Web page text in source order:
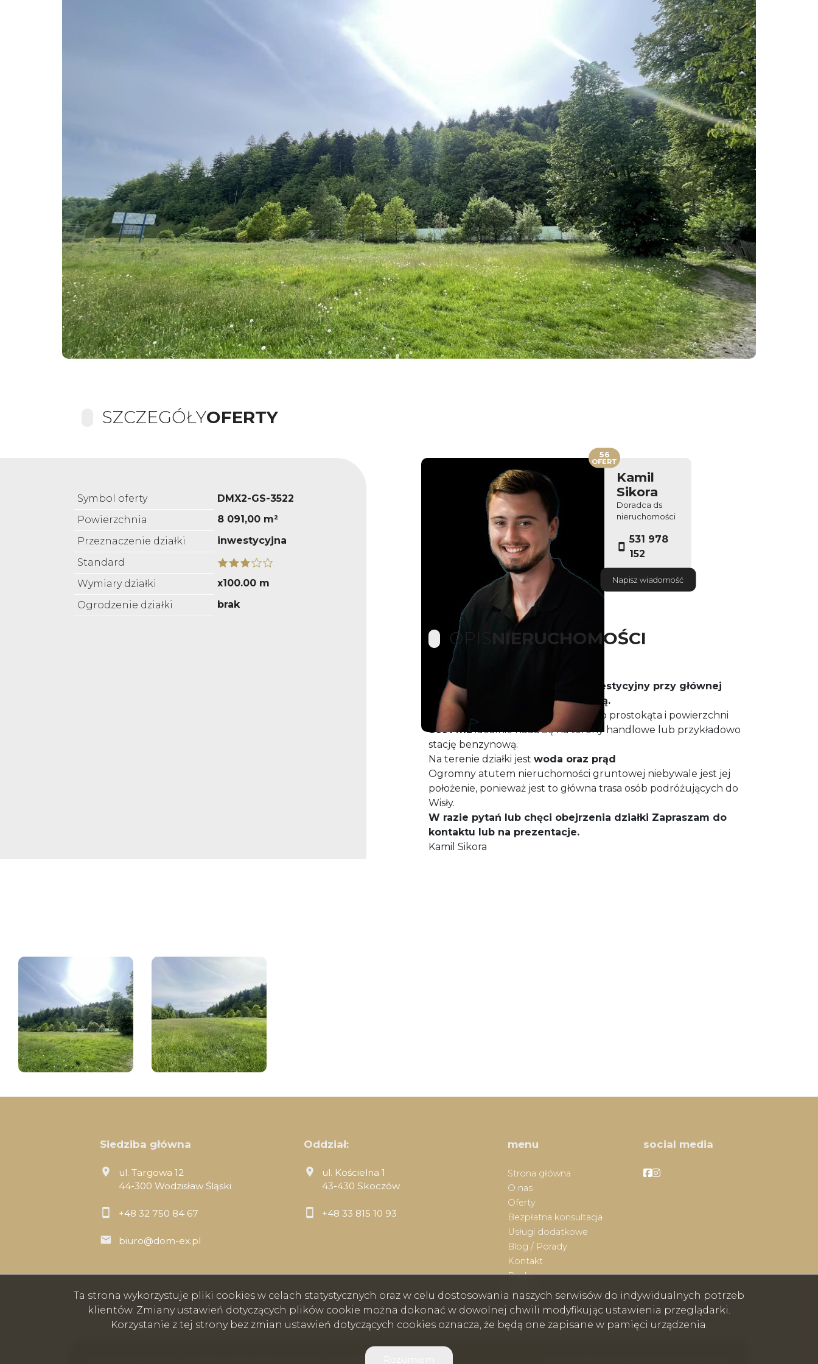
SZCZEGÓŁYOFERTY
Symbol oferty
DMX2-GS-3522
Powierzchnia
8 091,00 m²
Przeznaczenie działki
inwestycyjna
Standard
Wymiary działki
x100.00 m
Ogrodzenie działki
brak
Kamil
Sikora
Doradca ds
nieruchomości
531 978
152
Napisz wiadomość
56
OFERT
OPISNIERUCHOMOŚCI
Mam do zaoferowania teren inwestycyjny przy głównej
drodze między Ustroniem a Wisłą.
Teren płaski o kształcie zbliżonym do prostokąta i powierzchni
8091 m2idealnie nada się na tereny handlowe lub przykładowo
stację benzynową.
Na terenie działki jest woda oraz prąd
Ogromny atutem nieruchomości gruntowej niebywale jest jej
położenie, ponieważ jest to główna trasa osób podróżujących do
Wisły.
W razie pytań lub chęci obejrzenia działki Zapraszam do
kontaktu lub na prezentacje.
Kamil Sikora
Siedziba główna
ul. Targowa 12
44-300 Wodzisław Śląski
+48 32 750 84 67
biuro@dom-ex.pl
Oddział:
ul. Kościelna 1
43-430 Skoczów
+48 33 815 10 93
menu
Strona główna
O nas
Oferty
Bezpłatna konsultacja
Usługi dodatkowe
Blog / Porady
Kontakt
Rodo
social media
Facebook
Facebook
Ta strona wykorzystuje pliki cookies w celach statystycznych oraz w celu dostosowania naszych serwisów do indywidualnych potrzeb
klientów. Zmiany ustawień dotyczących plików cookie można dokonać w dowolnej chwili modyfikując ustawienia przeglądarki.
Korzystanie z tej strony bez zmian ustawień dotyczących cookies oznacza, że będą one zapisane w pamięci urządzenia.